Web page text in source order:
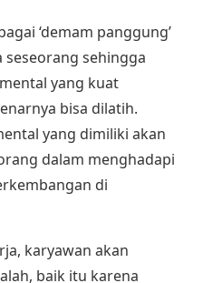
‘demam panggung’
sehingga
yang kuat
bisa dilatih.
yang dimiliki akan
dalam menghadapi
di
karyawan akan
baik itu karena